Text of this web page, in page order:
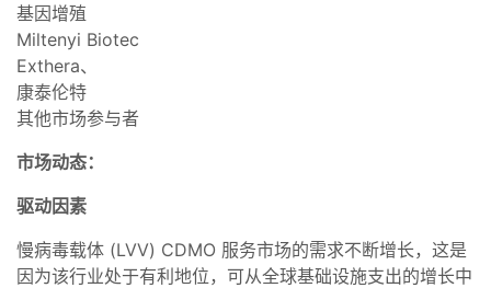
基因增殖
Miltenyi Biotec
Exthera、
康泰伦特
其他市场参与者
市场动态：
驱动因素
慢病毒载体 (LVV) CDMO 服务市场的需求不断增长，这是
因为该行业处于有利地位，可从全球基础设施支出的增长中